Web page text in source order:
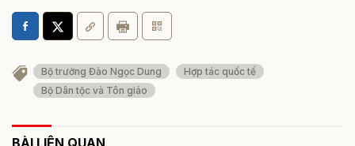
Bộ trưởng Đào Ngọc Dung
Hợp tác quốc tế
Bộ Dân tộc và Tôn giáo